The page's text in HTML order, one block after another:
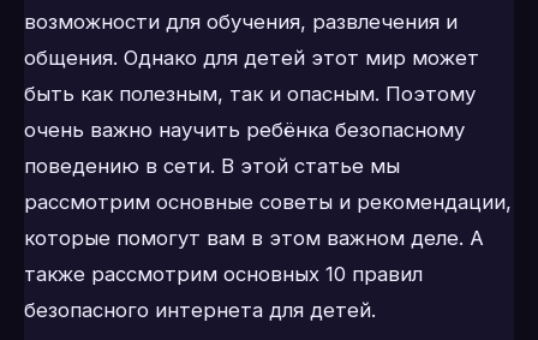
возможности для обучения, развлечения и
общения. Однако для детей этот мир может
быть как полезным, так и опасным. Поэтому
очень важно научить ребёнка безопасному
поведению в сети. В этой статье мы
рассмотрим основные советы и рекомендации,
которые помогут вам в этом важном деле. А
также рассмотрим основных 10 правил
безопасного интернета для детей.